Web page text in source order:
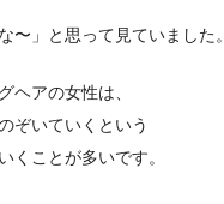
〜」と思って見ていました。
ヘアの女性は、
ぞいていくという
くことが多いです。